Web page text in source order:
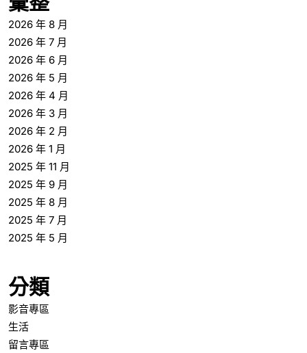
2026 年 8 月
2026 年 7 月
2026 年 6 月
2026 年 5 月
2026 年 4 月
2026 年 3 月
2026 年 2 月
2026 年 1 月
2025 年 11 月
2025 年 9 月
2025 年 8 月
2025 年 7 月
2025 年 5 月
分類
影音專區
生活
留言專區